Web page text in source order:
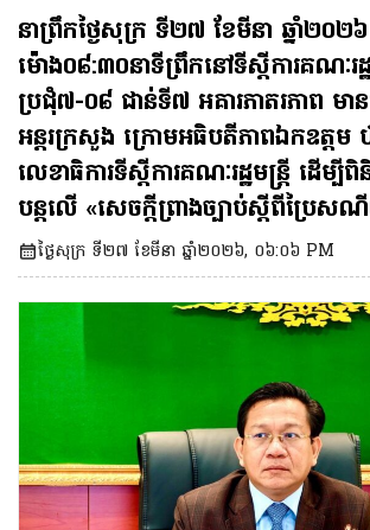
វេលាម៉ោង០៨:៣០នាទីព្រឹកនៅទីស្តីការ
គណៈរដ្ឋមន្រ្តី សាលប្រជុំ៧-០៨ ជាន់ទី៧
អគារភាតរភាព មានរៀបចំកិច្ចប្រជុំអន្តរ
ក្រោមអធិបតីភាពឯកឧត្តម ហ៊ុយ វណ្ណៈ រដ្ឋ
លេខាធិការទីស្ដីការគណៈរដ្ឋមន្ត្រី ដើម្បីពិ
និងពិភាក្សាបន្តលើ «សេចក្តីព្រាងច្បាប់ស្
ប្រៃសណីយ៍»។
នាព្រឹកថ្ងៃសុក្រ ទី២៧ ខែមីនា​ ឆ្នាំ២០២
ម៉ោង០៨:៣០នាទីព្រឹកនៅទីស្តីការគណៈរ
ប្រជុំ៧-០៨ ជាន់ទី៧ អគារភាតរភាព មា
អន្តរក្រសួង ក្រោមអធិបតីភាពឯកឧត្តម
លេខាធិការទីស្ដីការគណៈរដ្ឋមន្ត្រី ដើម្បី
បន្តលើ «សេចក្តីព្រាងច្បាប់ស្តីពីប្រៃ
ថ្ងៃសុក្រ ទី២៧ ខែមីនា ឆ្នាំ២០២៦, ០៦:០៦ PM